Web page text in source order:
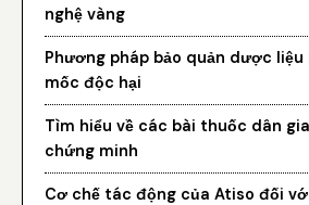
nghệ vàng
Phương pháp bảo quản dược
mốc độc hại
Tìm hiểu về các bài thuốc dân
chứng minh
Cơ chế tác động của Atiso đối